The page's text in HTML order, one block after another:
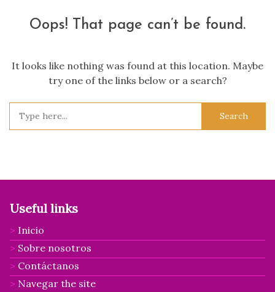
Oops! That page can’t be found.
It looks like nothing was found at this location. Maybe
try one of the links below or a search?
Useful links
Inicio
Sobre nosotros
Contáctanos
Navegar the site